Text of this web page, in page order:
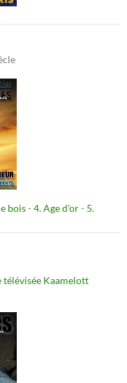
bois- 4. Age d’or- 5.
télévisée Kaamelott